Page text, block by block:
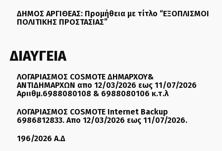
ΔΗΜΟΣ ΑΡΓΙΘΕΑΣ: Προμήθεια με τίτλο “ΕΞΟΠΛΙΣΜΟΙ
ΠΟΛΙΤΙΚΗΣ ΠΡΟΣΤΑΣΙΑΣ”
ΔΙΑΥΓΕΙΑ
ΛΟΓΑΡΙΑΣΜΟΣ COSMOTE ΔΗΜΑΡΧΟΥ&
ΑΝΤΙΔΗΜΑΡΧΩΝ απο 12/03/2026 εως 11/07/2026
Αριιθμ.6988080108 & 6988080106 κ.τ.λ
ΛΟΓΑΡΙΑΣΜΟΣ COSMOTE Internet Backup
6986812833. Απο 12/03/2026 εως 11/07/2026.
196/2026 Α.Δ